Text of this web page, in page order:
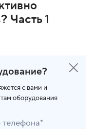
Часть 1
с вами и
оборудования